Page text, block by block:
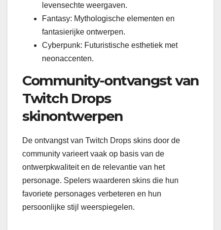
levensechte weergaven.
Fantasy: Mythologische elementen en
fantasierijke ontwerpen.
Cyberpunk: Futuristische esthetiek met
neonaccenten.
Community-ontvangst van
Twitch Drops
skinontwerpen
De ontvangst van Twitch Drops skins door de
community varieert vaak op basis van de
ontwerpkwaliteit en de relevantie van het
personage. Spelers waarderen skins die hun
favoriete personages verbeteren en hun
persoonlijke stijl weerspiegelen.